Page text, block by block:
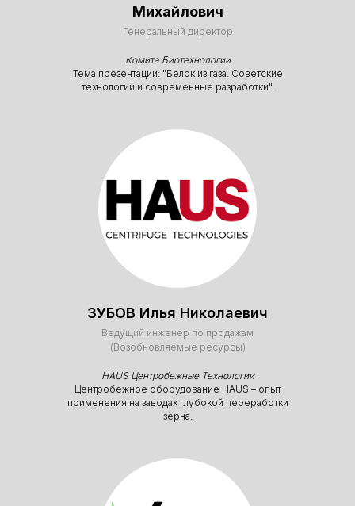
Михайлович
Генеральный директор
Комита Биотехнологии
Тема презентации: "Белок из газа. Советские
технологии и современные разработки".
ЗУБОВ Илья Николаевич
Ведущий инженер по продажам
(Возобновляемые ресурсы)
HAUS Центробежные Технологии
Центробежное оборудование HAUS – опыт
применения на заводах глубокой переработки
зерна.
Фото и видео